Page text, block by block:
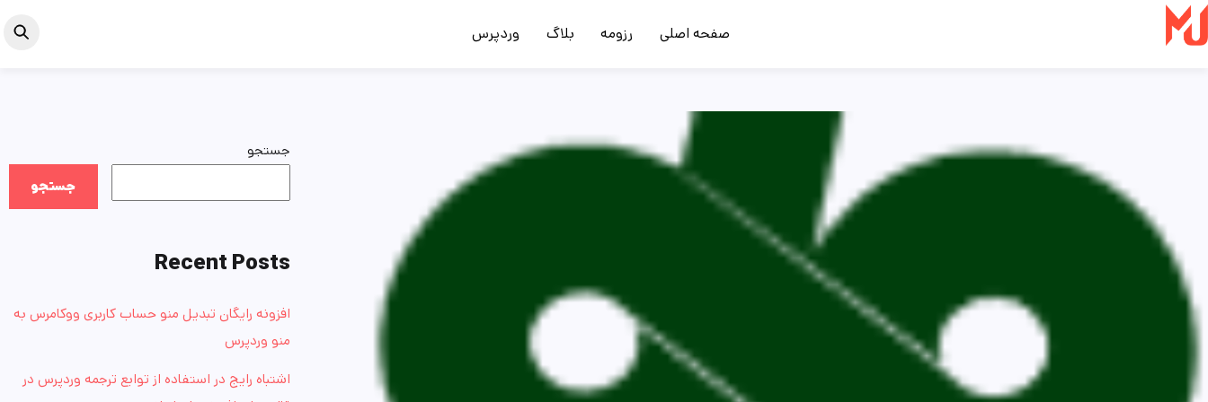
Skip
to
صفحه اصلی رزومه بلاگ وردپرس
جستجو
جستجو
Recent Posts
افزونه رایگان تبدیل منو حساب کاربری ووکامرس به
منو وردپرس
اشتباه رایج در استفاده از توابع ترجمه وردپرس در